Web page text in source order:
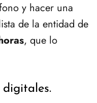
y hacer una
de la entidad de
, que lo